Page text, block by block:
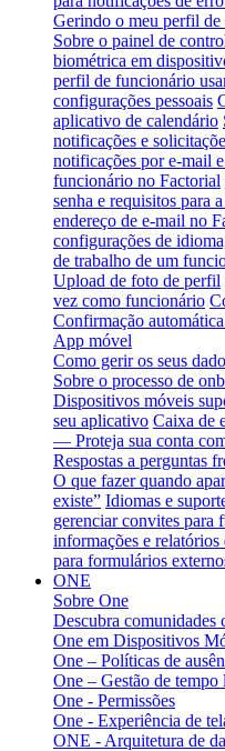
Gerindo o meu perfil de
Sobre o painel de
biométrica em
perfil de funcionário
configurações pessoais
aplicativo de calendário
notificações e
notificações por e-mail
funcionário no Factorial
senha e requisitos para
endereço de e-mail no
configurações de
de trabalho de um
Upload de foto de perfil
vez como funcionário
Confirmação
App móvel
Como gerir os seus
Sobre o processo de
Dispositivos móveis
seu aplicativo Caixa de
— Proteja sua conta
Respostas a perguntas
O que fazer quando
existe” Idiomas e
gerenciar convites para
informações e relatórios
para formulários
ONE
Sobre One
Descubra comunidades
One em Dispositivos
One – Políticas de
One – Gestão de
One - Permissões
One - Experiência de
ONE - Arquitetura de